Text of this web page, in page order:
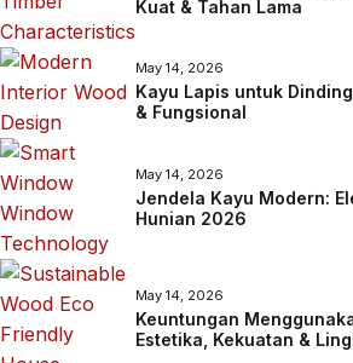
Kuat & Tahan Lama
May 14, 2026
Kayu Lapis untuk
& Fungsional
May 14, 2026
Jendela Kayu Modern:
Hunian 2026
May 14, 2026
Keuntungan
Estetika, Kekuatan &